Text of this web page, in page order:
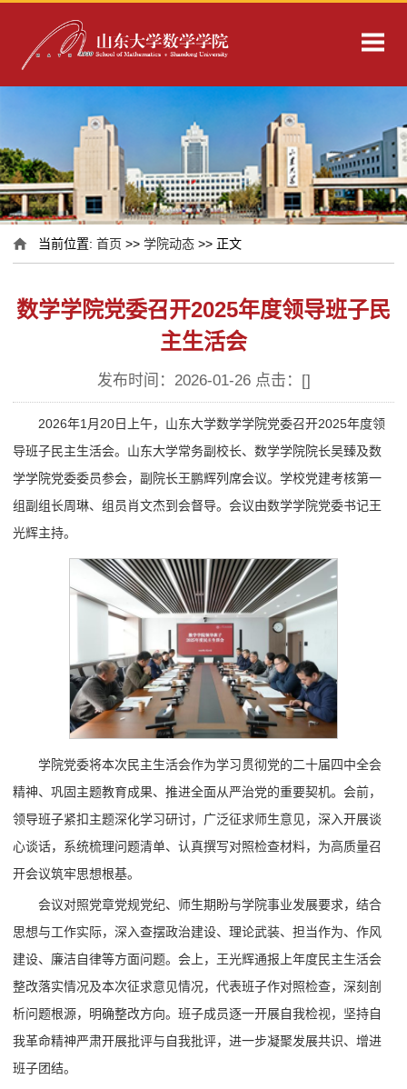
当前位置:首页 >>学院动态 >> 正文
数学学院党委召开2025年度领导班子民
主生活会
发布时间：2026-01-26 点击：[]
2026年1月20日上午，山东大学数学学院党委召开2025年度领
导班子民主生活会。山东大学常务副校长、数学学院院长吴臻及数
学学院党委委员参会，副院长王鹏辉列席会议。学校党建考核第一
组副组长周琳、组员肖文杰到会督导。会议由数学学院党委书记王
光辉主持。
学院党委将本次民主生活会作为学习贯彻党的二十届四中全会
精神、巩固主题教育成果、推进全面从严治党的重要契机。会前，
领导班子紧扣主题深化学习研讨，广泛征求师生意见，深入开展谈
心谈话，系统梳理问题清单、认真撰写对照检查材料，为高质量召
开会议筑牢思想根基。
会议对照党章党规党纪、师生期盼与学院事业发展要求，结合
思想与工作实际，深入查摆政治建设、理论武装、担当作为、作风
建设、廉洁自律等方面问题。会上，王光辉通报上年度民主生活会
整改落实情况及本次征求意见情况，代表班子作对照检查，深刻剖
析问题根源，明确整改方向。班子成员逐一开展自我检视，坚持自
我革命精神严肃开展批评与自我批评，进一步凝聚发展共识、增进
班子团结。